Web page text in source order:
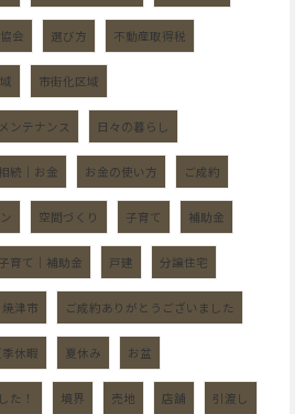
会 選び方 不動産取得税
市街化区域
ンテナンス 日々の暮らし
続｜お金 お金の使い方 ご成約
空間づくり 子育て 補助金
育て｜補助金 戸建 分譲住宅
焼津市 ご成約ありがとうございました
季休暇 夏休み お盆
た！ 境界 売地 店舗 引渡し